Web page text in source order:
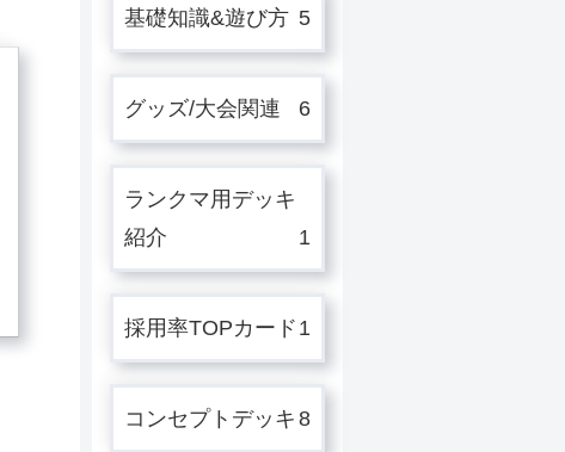
基礎知識&遊び方 5
グッズ/大会関連 6
ランクマ用デッキ
紹介
1
採用率TOPカード 1
コンセプトデッキ 8